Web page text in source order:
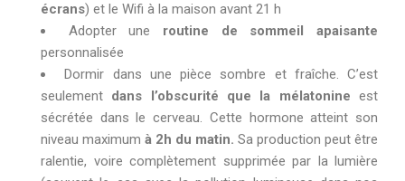
écrans) et le Wifi à la maison avant 21 h
Adopter une routine de sommeil apaisante
personnalisée
Dormir dans une pièce sombre et fraîche. C’est
seulement dans l’obscurité que la mélatonineest
sécrétée dans le cerveau. Cette hormone atteint son
niveau maximum à 2h du matin. Sa production peut être
ralentie, voire complètement supprimée par la lumière